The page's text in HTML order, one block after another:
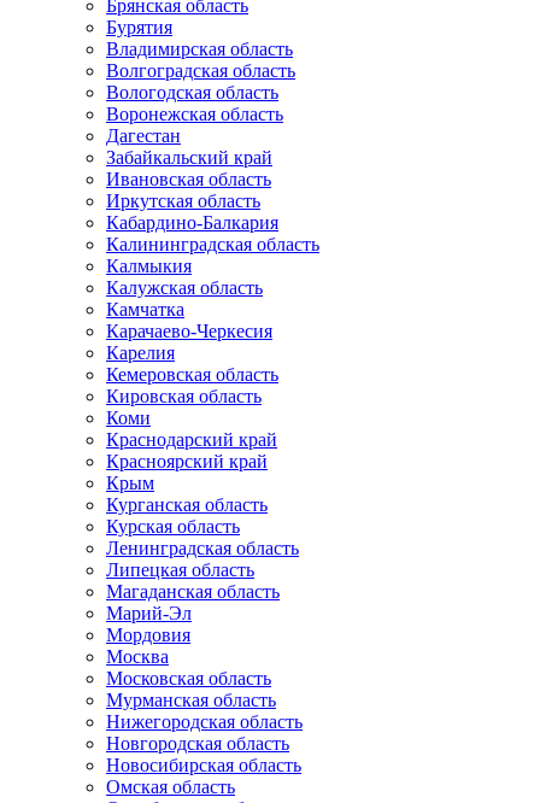
Брянская область
Бурятия
Владимирская область
Волгоградская область
Вологодская область
Воронежская область
Дагестан
Забайкальский край
Ивановская область
Иркутская область
Кабардино-Балкария
Калининградская область
Калмыкия
Калужская область
Камчатка
Карачаево-Черкесия
Карелия
Кемеровская область
Кировская область
Коми
Краснодарский край
Красноярский край
Крым
Курганская область
Курская область
Ленинградская область
Липецкая область
Магаданская область
Марий-Эл
Мордовия
Москва
Московская область
Мурманская область
Нижегородская область
Новгородская область
Новосибирская область
Омская область